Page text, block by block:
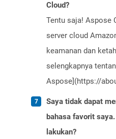
Cloud?
Tentu saja! Aspose
server cloud
keamanan dan
selengkapnya
Aspose](https://
Saya tidak dapat
bahasa favorit
lakukan?